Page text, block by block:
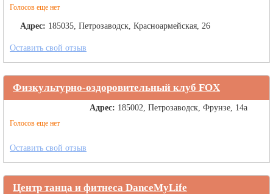
Голосов еще нет
Адрес: 185035, Петрозаводск, Красноармейская, 26
Оставить свой отзыв
Физкультурно-оздоровительный клуб FOX
Голосов еще нет
Адрес: 185002, Петрозаводск, Фрунзе, 14а
Оставить свой отзыв
Центр танца и фитнеса DanceMyLife